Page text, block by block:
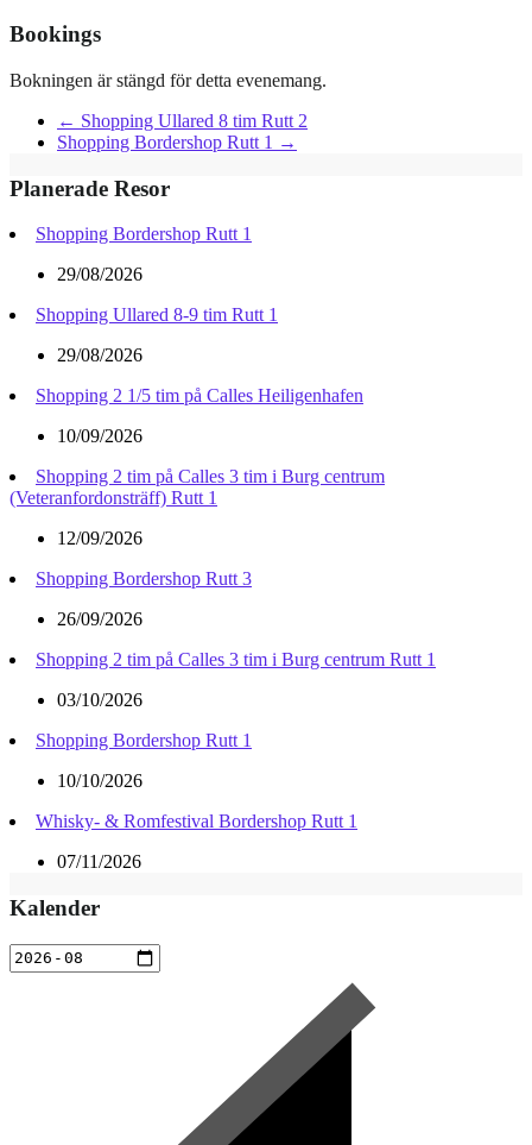
Bookings
Bokningen är stängd för detta evenemang.
← Shopping Ullared 8 tim Rutt 2
Shopping Bordershop Rutt 1 →
Planerade Resor
Shopping Bordershop Rutt 1
29/08/2026
Shopping Ullared 8-9 tim Rutt 1
29/08/2026
Shopping 2 1/5 tim på Calles Heiligenhafen
10/09/2026
Shopping 2 tim på Calles 3 tim i Burg centrum
(Veteranfordonsträff) Rutt 1
12/09/2026
Shopping Bordershop Rutt 3
26/09/2026
Shopping 2 tim på Calles 3 tim i Burg centrum Rutt 1
03/10/2026
Shopping Bordershop Rutt 1
10/10/2026
Whisky- & Romfestival Bordershop Rutt 1
07/11/2026
Kalender